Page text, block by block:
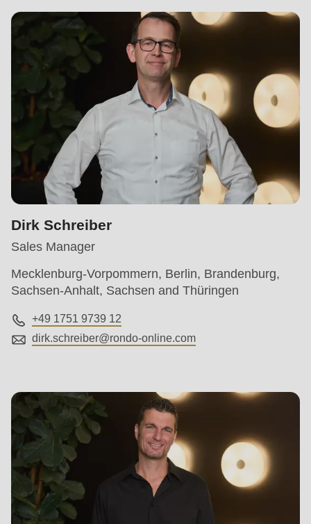
Dirk Schreiber
Sales Manager
Mecklenburg-Vorpommern, Berlin, Brandenburg,
Sachsen-Anhalt, Sachsen and Thüringen
+49 1751 9739 12
dirk.schreiber@rondo-online.com